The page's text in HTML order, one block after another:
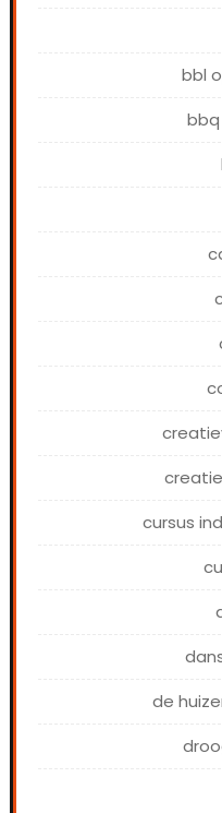
bbl
bbq
cursus
de